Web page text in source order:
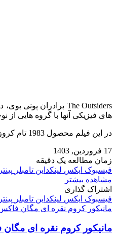
های فیزیکی آنها با گروه‌ هایی از
در این فیلم محصول 1983 تام کروز، سی. توماس هاول، دایان لین، رالف ماکیو، مت دیلون، راب لو، امیلیو استوز و پاتریک سویزی بازی کردند.
17 فروردین, 1403
زمان مطالعه یک دقیقه
فیسبوک ایکس لینکداین تامبلر
مشاهده بیشتر
اشتراک گذاری
فیسبوک ایکس لینکداین تامبلر
مانیکور کروم نقره ای مگان
مانیکور کروم نقره ای